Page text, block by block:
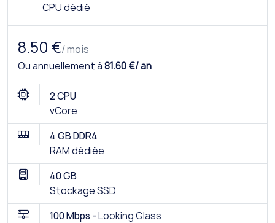
CPU dédié
8.50 €/ mois
Ou annuellement à81.60 €/ an
2 CPU
vCore
4 GB DDR4
RAM dédiée
40 GB
Stockage SSD
100 Mbps -Looking Glass